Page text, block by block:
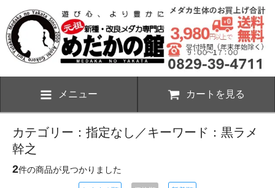
メニュー カートを見る
カテゴリー：指定なし／キーワード：黒ラメ
幹之
2件の商品が見つかりました